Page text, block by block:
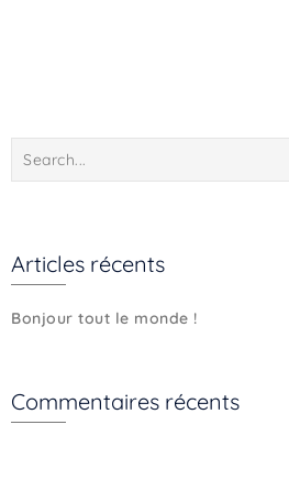
Articles récents
Bonjour tout le monde !
Commentaires récents